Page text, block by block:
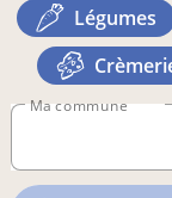
légumes
Ma commune